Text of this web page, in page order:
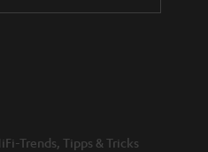
Trends, Tipps & Tricks